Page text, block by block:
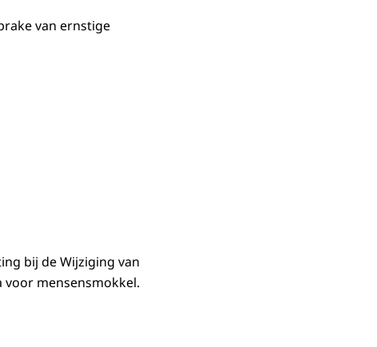
van ernstige
bij de Wijziging van
mensensmokkel.